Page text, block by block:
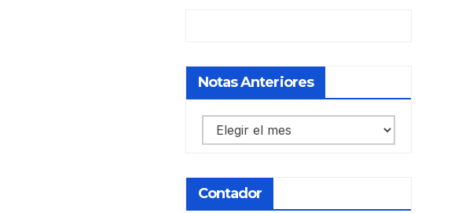
Notas Anteriores
Notas
anteriores
Contador